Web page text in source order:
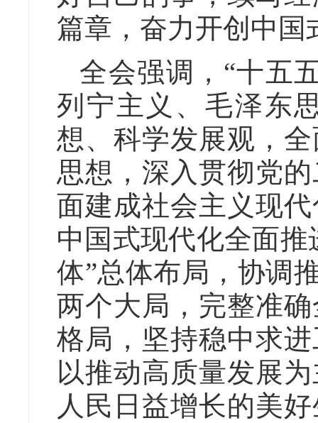
篇章，奋力开创中国
全会强调，“十五
列宁主义、毛泽东
想、科学发展观，
思想，深入贯彻党
面建成社会主义现
中国式现代化全面
体”总体布局，协调
两个大局，完整准
格局，坚持稳中求
以推动高质量发展
人民日益增长的美